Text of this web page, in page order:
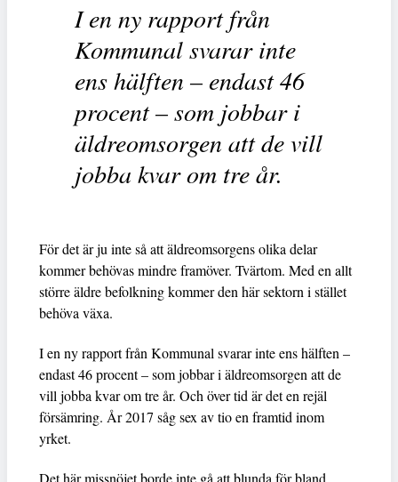
I en ny rapport från
Kommunal svarar inte
ens hälften – endast 46
procent – som jobbar i
äldreomsorgen att de vill
jobba kvar om tre år.
För det är ju inte så att äldreomsorgens olika delar
kommer behövas mindre framöver. Tvärtom. Med en allt
större äldre befolkning kommer den här sektorn i stället
behöva växa.
I en ny rapport från Kommunal svarar inte ens hälften –
endast 46 procent – som jobbar i äldreomsorgen att de
vill jobba kvar om tre år. Och över tid är det en rejäl
försämring. År 2017 såg sex av tio en framtid inom
yrket.